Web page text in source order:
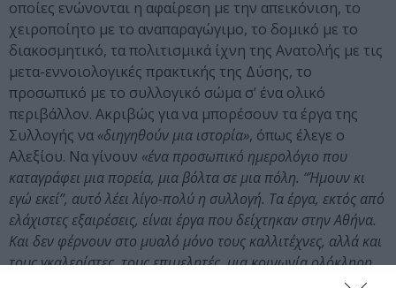
οποίες ενώνονται η αφαίρεση με την απεικόνιση, το
χειροποίητο με το αναπαραγώγιμο, το δομικό με το
διακοσμητικό, τα πολιτισμικά ίχνη της Ανατολής με τις
μετα-εννοιολογικές πρακτικής της Δύσης, το
προσωπικό με το συλλογικό σώμα σ’ ένα ολικό
περιβάλλον. Ακριβώς για να μπορέσουν τα έργα της
Συλλογής να «διηγηθούν μια ιστορία», όπως έλεγε ο
Αλεξίου. Να γίνουν «ένα προσωπικό ημερολόγιο που
καταγράφει μια πορεία, μια βόλτα σε μια πόλη. “Ήμουν κι
εγώ εκεί”, αυτό λέει λίγο-πολύ η συλλογή. Τα έργα, εκτός από
ελάχιστες εξαιρέσεις, είναι έργα που δείχτηκαν στην Αθήνα.
Και δεν φέρνουν στο μυαλό μόνο τους καλλιτέχνες, αλλά και
τους γκαλερίστες, τους επιμελητές, μια κοινωνία ολόκληρη.